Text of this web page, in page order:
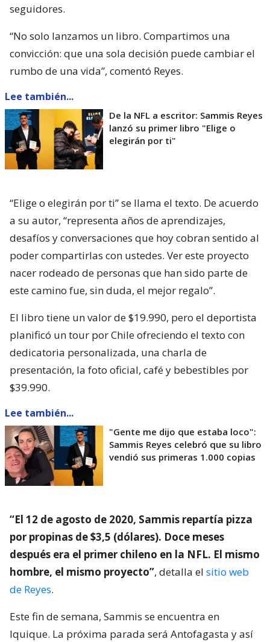
seguidores.
“No solo lanzamos un libro. Compartimos una
convicción: que una sola decisión puede cambiar el
rumbo de una vida”, comentó Reyes.
Lee también...
De la NFL a escritor: Sammis Reyes
lanzó su primer libro "Elige o
elegirán por ti"
“Elige o elegirán por ti” se llama el texto. De acuerdo
a su autor, “representa años de aprendizajes,
desafíos y conversaciones que hoy cobran sentido al
poder compartirlas con ustedes. Ver este proyecto
nacer rodeado de personas que han sido parte de
este camino fue, sin duda, el mejor regalo”.
El libro tiene un valor de $19.990, pero el deportista
planificó un tour por Chile ofreciendo el texto con
dedicatoria personalizada, una charla de
presentación, la foto oficial, café y bebestibles por
$39.990.
Lee también...
"Gente me dijo que estaba loco":
Sammis Reyes celebró que su libro
vendió sus primeras 1.000 copias
“El 12 de agosto de 2020, Sammis repartía pizza
por propinas de $3,5 (dólares). Doce meses
después era el primer chileno en la NFL. El mismo
hombre, el mismo proyecto”, detalla el sitio web
de Reyes.
Este fin de semana, Sammis se encuentra en
Iquique. La próxima parada será Antofagasta y así